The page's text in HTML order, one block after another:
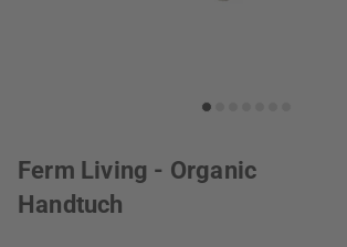
Ferm Living - Organic
Handtuch